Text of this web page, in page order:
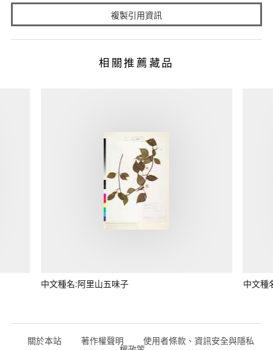
複製引用資訊
相關推薦藏品
中文種名:阿里山五味子 中文種
關於本站 著作權聲明 使用者條款、資訊安全與隱私